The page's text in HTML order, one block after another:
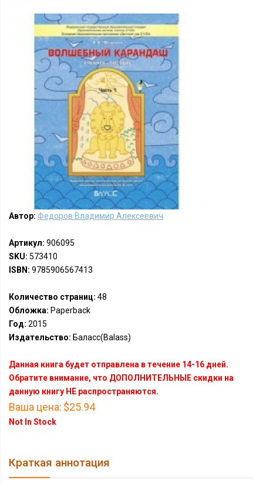
Автор: Федоров Владимир Алексеевич
Артикул: 906095
SKU: 573410
ISBN: 9785906567413
Количество страниц: 48
Обложка: Paperback
Год: 2015
Издательство: Баласс(Balass)
Данная книга будет отправлена в течение 14-16 дней.
Обратите внимание, что ДОПОЛНИТЕЛЬНЫЕ скидки на
данную книгу НЕ распространяются.
Ваша цена: $25.94
Not In Stock
Краткая аннотация